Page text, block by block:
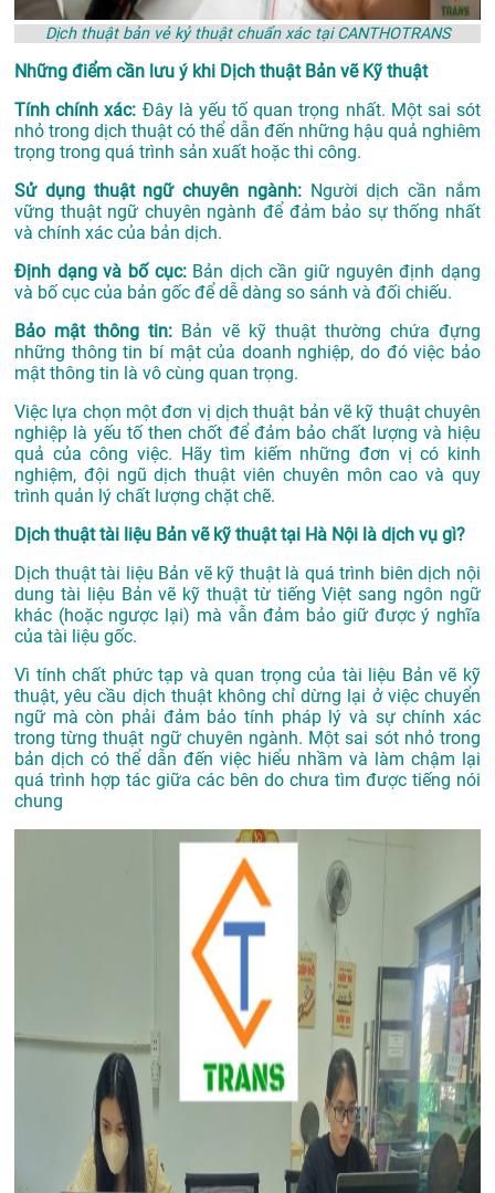
Dịch thuật bản vẻ kỷ thuật chuẩn xác tại CANTHOTRANS
Những điểm cần lưu ý khi Dịch thuật Bản vẽ Kỹ thuật
Tính chính xác: Đây là yếu tố quan trọng nhất. Một sai sót
nhỏ trong dịch thuật có thể dẫn đến những hậu quả nghiêm
trọng trong quá trình sản xuất hoặc thi công.
Sử dụng thuật ngữ chuyên ngành:Người dịch cần nắm
vững thuật ngữ chuyên ngành để đảm bảo sự thống nhất
và chính xác của bản dịch.
Định dạng và bố cục:Bản dịch cần giữ nguyên định dạng
và bố cục của bản gốc để dễ dàng so sánh và đối chiếu.
Bảo mật thông tin: Bản vẽ kỹ thuật thường chứa đựng
những thông tin bí mật của doanh nghiệp, do đó việc bảo
mật thông tin là vô cùng quan trọng.
Việc lựa chọn một đơn vị dịch thuật bản vẽ kỹ thuật chuyên
nghiệp là yếu tố then chốt để đảm bảo chất lượng và hiệu
quả của công việc. Hãy tìm kiếm những đơn vị có kinh
nghiệm, đội ngũ dịch thuật viên chuyên môn cao và quy
trình quản lý chất lượng chặt chẽ.
Dịch thuật tài liệu Bản vẽ kỹ thuật tại Hà Nội là dịch vụ gì?
Dịch thuật tài liệu Bản vẽ kỹ thuật là quá trình biên dịch nội
dung tài liệu Bản vẽ kỹ thuật từ tiếng Việt sang ngôn ngữ
khác (hoặc ngược lại) mà vẫn đảm bảo giữ được ý nghĩa
của tài liệu gốc.
Vì tính chất phức tạp và quan trọng của tài liệu Bản vẽ kỹ
thuật, yêu cầu dịch thuật không chỉ dừng lại ở việc chuyển
ngữ mà còn phải đảm bảo tính pháp lý và sự chính xác
trong từng thuật ngữ chuyên ngành. Một sai sót nhỏ trong
bản dịch có thể dẫn đến việc hiểu nhầm và làm chậm lại
quá trình hợp tác giữa các bên do chưa tìm được tiếng nói
chung